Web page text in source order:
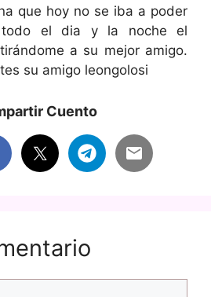
que hoy no se iba a poder
todo el dia y la noche el
a su mejor amigo.
su amigo leongolosi
Cuento